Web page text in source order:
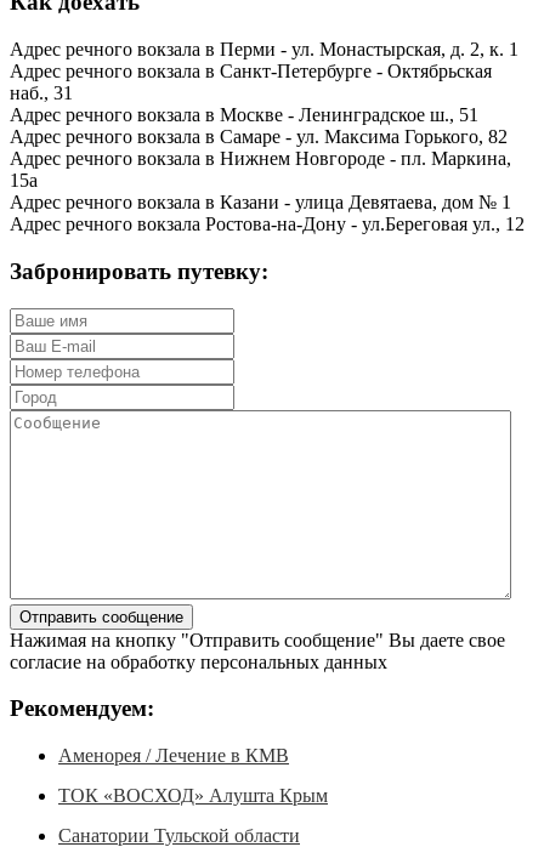
Адрес речного вокзала в Перми - ул. Монастырская, д. 2, к. 1
Адрес речного вокзала в Санкт-Петербурге - Октябрьская
наб., 31
Адрес речного вокзала в Москве - Ленинградское ш., 51
Адрес речного вокзала в Самаре - ул. Максима Горького, 82
Адрес речного вокзала в Нижнем Новгороде - пл. Маркина,
15а
Адрес речного вокзала в Казани - улица Девятаева, дом № 1
Адрес речного вокзала Ростова-на-Дону - ул.Береговая ул., 12
Забронировать путевку:
Нажимая на кнопку "Отправить сообщение" Вы даете свое
согласие на обработку персональных данных
Рекомендуем:
Аменорея / Лечение в КМВ
ТОК «ВОСХОД» Алушта Крым
Санатории Тульской области